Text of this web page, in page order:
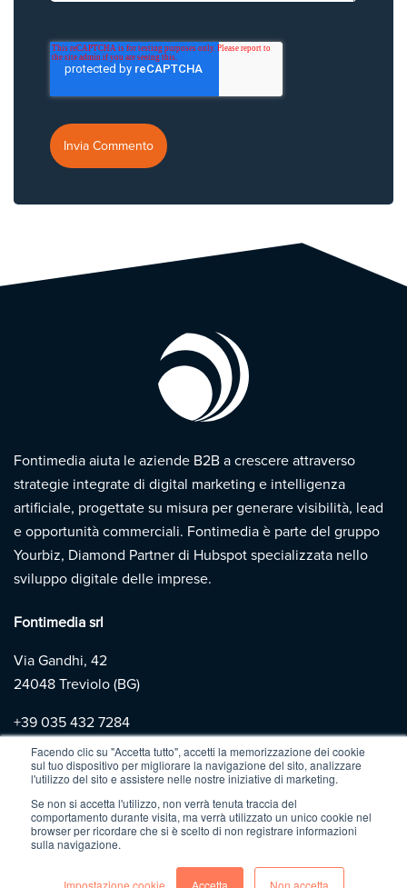
Facendo clic su "Accetta tutto", accetti la memorizzazione dei cookie
sul tuo dispositivo per migliorare la navigazione del sito, analizzare
l'utilizzo del sito e assistere nelle nostre iniziative di marketing.
Se non si accetta l'utilizzo, non verrà tenuta traccia del
comportamento durante visita, ma verrà utilizzato un unico cookie nel
browser per ricordare che si è scelto di non registrare informazioni
sulla navigazione.
Impostazione cookie Accetta Non accetta
Fontimedia aiuta le aziende B2B a crescere attraverso
strategie integrate di digital marketing e intelligenza
artificiale, progettate su misura per generare visibilità, lead
e opportunità commerciali. Fontimedia è parte del gruppo
Yourbiz, Diamond Partner di Hubspot specializzata nello
sviluppo digitale delle imprese.
Fontimedia srl
Via Gandhi, 42
24048 Treviolo (BG)
+39 035 432 7284
Copyright 2026 | Fontimedia |P.IVA: 03997730167 |
Policy|Cookie Policy